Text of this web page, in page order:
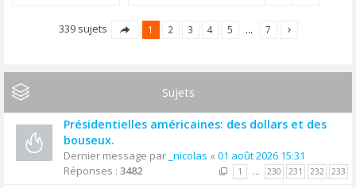
339 sujets 1 2 3 4 5 … 7
Sujets
Présidentielles américaines: des dollars et des
bouseux.
Dernier message par _nicolas « 01 août 2026 15:31
Réponses : 3482 1 … 230 231 232 233